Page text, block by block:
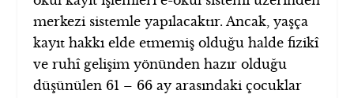
merkezi sistemle yapılacaktır. Ancak, yaşça
kayıt hakkı elde etmemiş olduğu halde fizikî
ve ruhî gelişim yönünden hazır olduğu
düşünülen 61 – 66 ay arasındaki çocuklar